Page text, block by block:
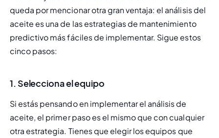
queda por mencionar otra gran ventaja: el análisis del
aceite es una de las estrategias de mantenimiento
predictivo más fáciles de implementar. Sigue estos
cinco pasos:
1. Selecciona el equipo
Si estás pensando en implementar el análisis de
aceite, el primer paso es el mismo que con cualquier
otra estrategia. Tienes que elegir los equipos que